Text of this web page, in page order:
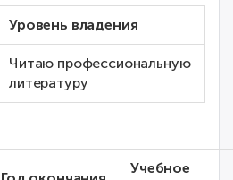
Уровень владения
Читаю профессиональную
литературу
Учебное